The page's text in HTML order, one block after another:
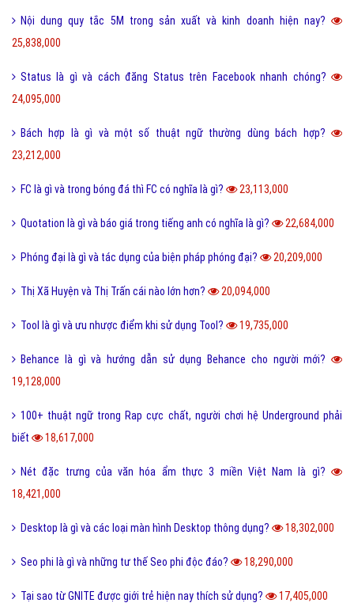
Nội dung quy tắc 5M trong sản xuất và kinh doanh hiện nay?
25,838,000
Status là gì và cách đăng Status trên Facebook nhanh chóng?
24,095,000
Bách hợp là gì và một số thuật ngữ thường dùng bách hợp?
23,212,000
FC là gì và trong bóng đá thì FC có nghĩa là gì? 23,113,000
Quotation là gì và báo giá trong tiếng anh có nghĩa là gì? 22,684,000
Phóng đại là gì và tác dụng của biện pháp phóng đại? 20,209,000
Thị Xã Huyện và Thị Trấn cái nào lớn hơn? 20,094,000
Tool là gì và ưu nhược điểm khi sử dụng Tool? 19,735,000
Behance là gì và hướng dẫn sử dụng Behance cho người mới?
19,128,000
100+ thuật ngữ trong Rap cực chất, người chơi hệ Underground phải
biết
18,617,000
Nét đặc trưng của văn hóa ẩm thực 3 miền Việt Nam là gì?
18,421,000
Desktop là gì và các loại màn hình Desktop thông dụng? 18,302,000
Seo phi là gì và những tư thế Seo phi độc đáo? 18,290,000
Tại sao từ GNITE được giới trẻ hiện nay thích sử dụng? 17,405,000